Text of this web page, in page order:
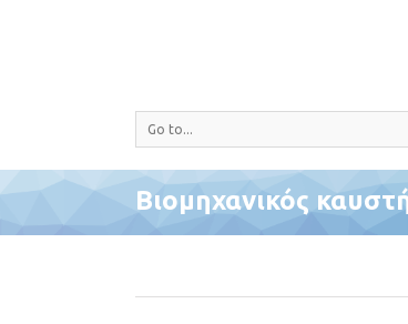
Go to...
Βιομηχανικός